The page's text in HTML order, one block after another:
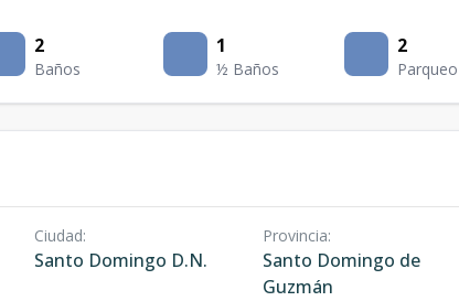
2
Baños
1
½ Baños
2
Parqueo
Ciudad:
Santo Domingo D.N.
Provincia:
Santo Domingo de
Guzmán